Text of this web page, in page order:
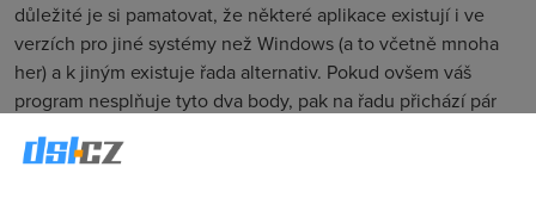
důležité je si pamatovat, že některé aplikace existují i ve
verzích pro jiné systémy než Windows (a to včetně mnoha
her) a k jiným existuje řada alternativ. Pokud ovšem váš
program nesplňuje tyto dva body, pak na řadu přichází pár
Simulace, emulace... bez legrace